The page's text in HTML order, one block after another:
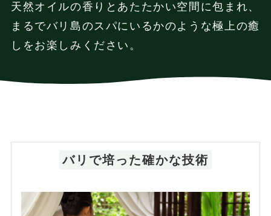
天然オイルの香りとあたたかい空間に包まれ、
まるでバリ島のスパにいるかのような極上の癒
しをお楽しみください。
バリで培った確かな技術